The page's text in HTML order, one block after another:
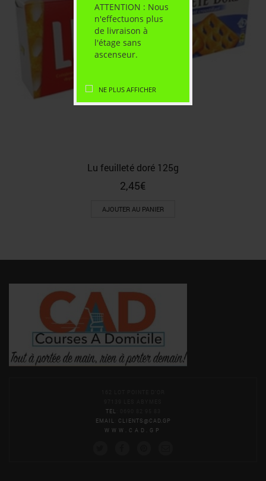
ATTENTION : Nous
n'effectuons plus
de livraison à
l'étage sans
ascenseur.
NE PLUS AFFICHER
Lu feuilleté doré 125g
2,45€
AJOUTER AU PANIER
TEL
EMAIL
CLIENTS@CAD.GP
WWW.CAD.GP